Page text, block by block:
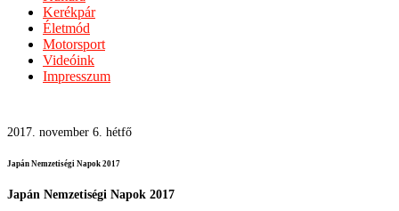
Kerékpár
Életmód
Motorsport
Videóink
Impresszum
2017. november 6. hétfő
Japán Nemzetiségi Napok 2017
Japán Nemzetiségi Napok 2017